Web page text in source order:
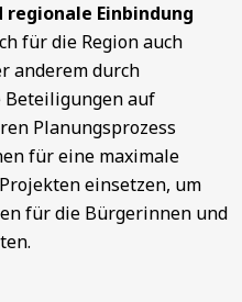
Einbindung
für die Region auch
anderem durch
Beteiligungen auf
Planungsprozess
für eine maximale
einsetzen, um
für die Bürgerinnen und